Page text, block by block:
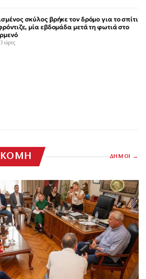
σκύλος βρήκε τον δρόμο για το σπίτι
μία εβδομάδα μετά τη φωτιά στο
ώρες
ΔΗΜΟΙ